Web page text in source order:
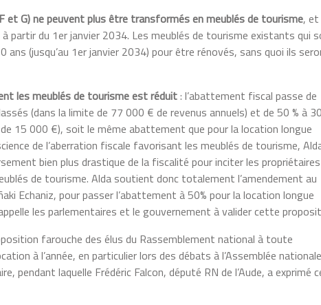
et G) ne peuvent plus être transformés en meublés de tourisme, et
partir du 1er janvier 2034. Les meublés de tourisme existants qui
ans (jusqu’au 1erjanvier 2034) pour être rénovés, sans quoi ils
les meublés de tourisme est réduit: l’abattement fiscal passe de
(dans la limite de 77 000 € de revenus annuels) et de 50 % à
15 000 €), soit le même abattement que pour la location longue
de l’aberration fiscale favorisant les meublés de tourisme,
bien plus drastique de la fiscalité pour inciter les
de tourisme. Alda soutient donc totalement l’amendement au
Echaniz, pour passer l’abattement à 50% pour la location longue
les parlementaires et le gouvernement à valider cette
farouche des élus du Rassemblement national à toute
à l’année, en particulier lors des débats à l’Assemblée nationale
pendant laquelle Frédéric Falcon, député RN de l’Aude, a exprimé